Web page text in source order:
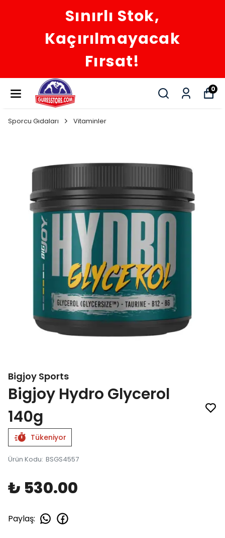
Sınırlı Stok,
Kaçırılmayacak
Fırsat!
0
Sporcu Gıdaları Vitaminler
Bigjoy Sports
Bigjoy Hydro Glycerol
140g
Tükeniyor
Ürün Kodu: BSGS4557
₺ 530.00
Paylaş: